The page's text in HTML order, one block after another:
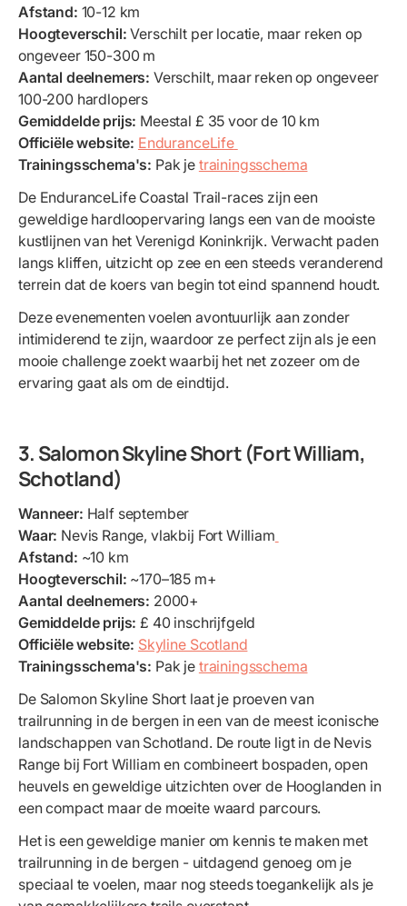
Afstand: 10-12 km
Hoogteverschil:Verschilt per locatie, maar reken op
ongeveer 150-300 m
Aantal deelnemers: Verschilt, maar reken op ongeveer
100-200 hardlopers
Gemiddelde prijs: Meestal £ 35 voor de 10 km
Officiële website: EnduranceLife
Trainingsschema's: Pak je trainingsschema
De EnduranceLife Coastal Trail-races zijn een
geweldige hardloopervaring langs een van de mooiste
kustlijnen van het Verenigd Koninkrijk. Verwacht paden
langs kliffen, uitzicht op zee en een steeds veranderend
terrein dat de koers van begin tot eind spannend houdt.
Deze evenementen voelen avontuurlijk aan zonder
intimiderend te zijn, waardoor ze perfect zijn als je een
mooie challenge zoekt waarbij het net zozeer om de
ervaring gaat als om de eindtijd.
3. Salomon Skyline Short (Fort William,
Schotland)
Wanneer: Half september
Waar: Nevis Range, vlakbij Fort William
Afstand: ~10 km
Hoogteverschil: ~170–185 m+
Aantal deelnemers: 2000+
Gemiddelde prijs:£ 40 inschrijfgeld
Officiële website: Skyline Scotland
Trainingsschema's: Pak je trainingsschema
De Salomon Skyline Short laat je proeven van
trailrunning in de bergen in een van de meest iconische
landschappen van Schotland. De route ligt in de Nevis
Range bij Fort William en combineert bospaden, open
heuvels en geweldige uitzichten over de Hooglanden in
een compact maar de moeite waard parcours.
Het is een geweldige manier om kennis te maken met
trailrunning in de bergen - uitdagend genoeg om je
speciaal te voelen, maar nog steeds toegankelijk als je